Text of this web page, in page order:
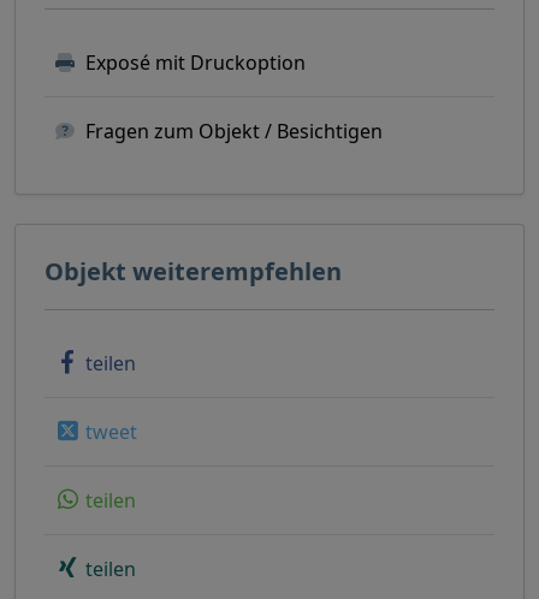
Exposé mit Druckoption
Fragen zum Objekt / Besichtigen
Objekt weiterempfehlen
teilen
tweet
teilen
teilen